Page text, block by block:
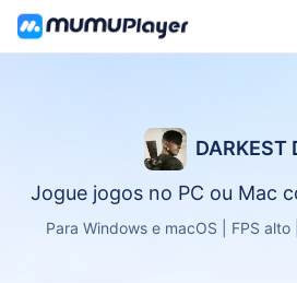
DARKEST
Jogue jogos no PC ou Mac
Para Windows e macOS | FPS